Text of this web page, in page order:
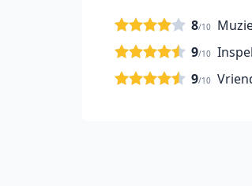
8/10
9/10
9/10